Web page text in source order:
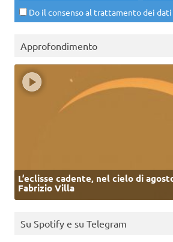
Do il consenso al trattamento dei dati
Approfondimento
L’eclisse cadente, nel cielo di
Fabrizio Villa
Su Spotify e su Telegram